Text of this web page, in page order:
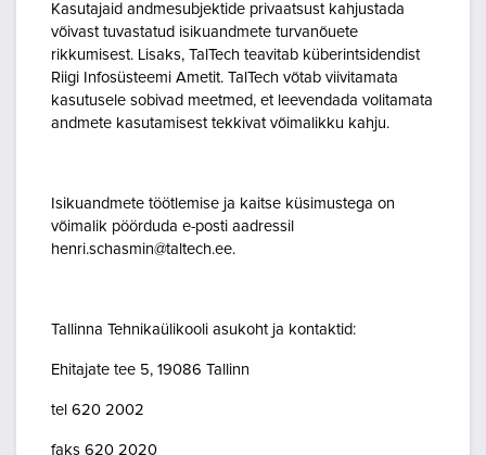
Kasutajaid andmesubjektide privaatsust kahjustada
võivast tuvastatud isikuandmete turvanõuete
rikkumisest. Lisaks, TalTech teavitab küberintsidendist
Riigi Infosüsteemi Ametit. TalTech võtab viivitamata
kasutusele sobivad meetmed, et leevendada volitamata
andmete kasutamisest tekkivat võimalikku kahju.
Isikuandmete töötlemise ja kaitse küsimustega on
võimalik pöörduda e-posti aadressil
henri.schasmin@taltech.ee.
Tallinna Tehnikaülikooli asukoht ja kontaktid:
Ehitajate tee 5, 19086 Tallinn
tel 620 2002
faks 620 2020